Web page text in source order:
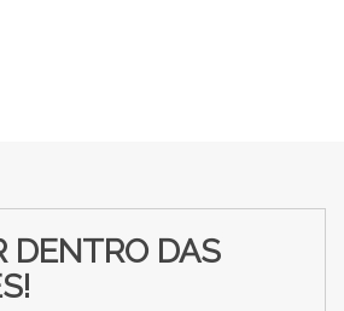
DENTRO DAS